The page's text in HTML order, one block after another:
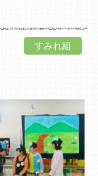
すみれ組